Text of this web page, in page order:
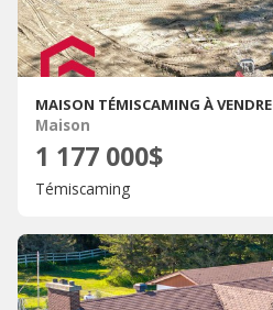
MAISON TÉMISCAMING À VENDRE
Maison
1 177 000$
Témiscaming